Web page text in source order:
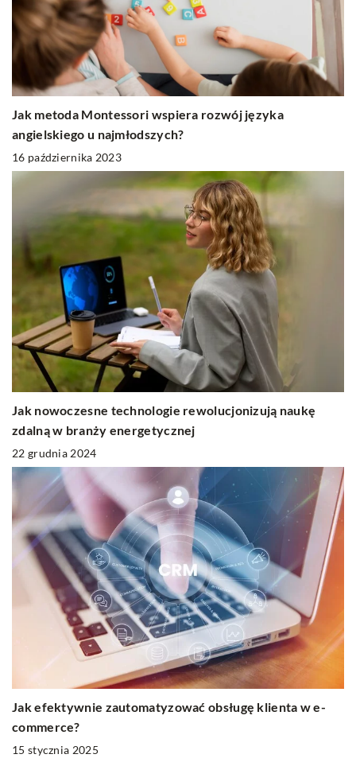
Jak metoda Montessori wspiera rozwój języka
angielskiego u najmłodszych?
16 października 2023
Jak nowoczesne technologie rewolucjonizują naukę
zdalną w branży energetycznej
22 grudnia 2024
Jak efektywnie zautomatyzować obsługę klienta w e-
commerce?
15 stycznia 2025